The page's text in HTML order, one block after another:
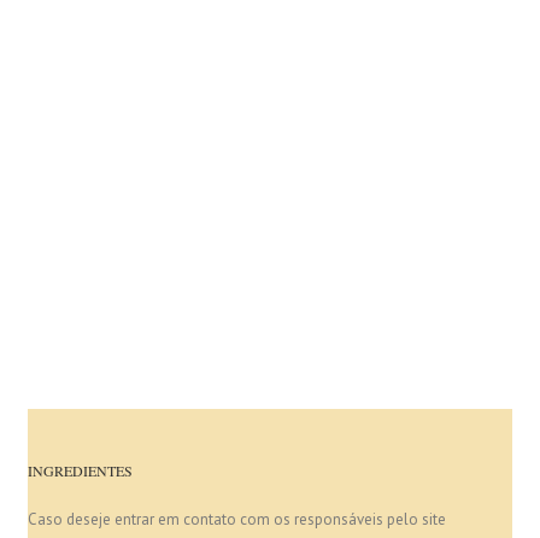
INGREDIENTES
Caso deseje entrar em contato com os responsáveis pelo site